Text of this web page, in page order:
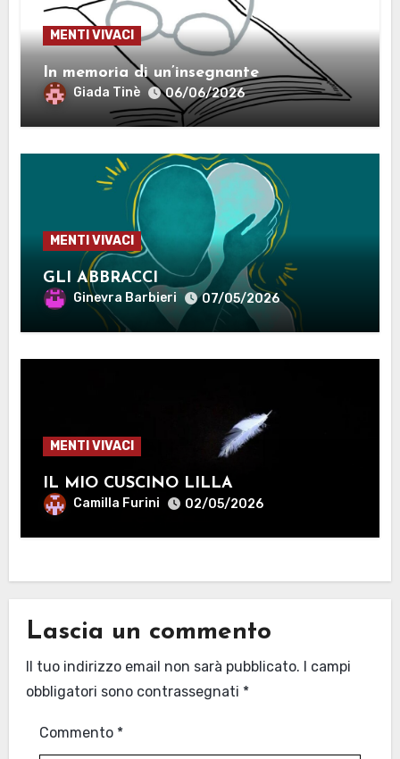
MENTI VIVACI
In memoria di un’insegnante
Giada Tinè 06/06/2026
MENTI VIVACI
GLI ABBRACCI
Ginevra Barbieri 07/05/2026
MENTI VIVACI
IL MIO CUSCINO LILLA
Camilla Furini 02/05/2026
Lascia un commento
Il tuo indirizzo email non sarà pubblicato. I campi
obbligatori sono contrassegnati *
Commento *